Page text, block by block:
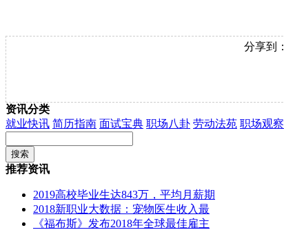
分享到：
资讯分类
就业快讯 简历指南 面试宝典 职场八卦 劳动法苑 职场观察
推荐资讯
2019高校毕业生达843万，平均月薪期
2018新职业大数据：宠物医生收入最
《福布斯》发布2018年全球最佳雇主